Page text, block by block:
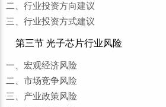
二、行业投资方向建议
三、行业投资方式建议
第三节 光子芯片行业风险
一、宏观经济风险
二、市场竞争风险
三、产业政策风险